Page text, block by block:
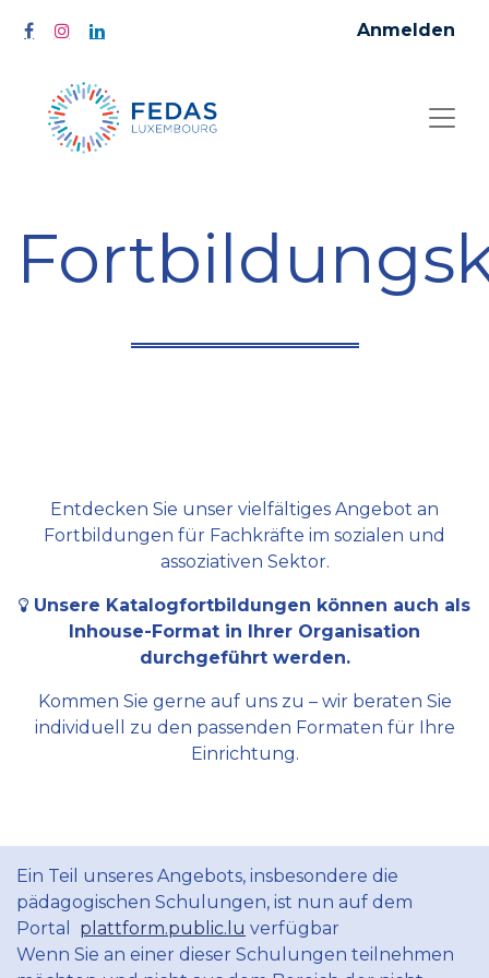
Anmelden
Entdecken Sie unser vielfältiges Angebot an
Fortbildungen für Fachkräfte im sozialen und
assoziativen Sektor.
Unsere Katalogfortbildungen können auch als
Inhouse-Format in Ihrer Organisation
durchgeführt werden.
Kommen Sie gerne auf uns zu – wir beraten Sie
individuell zu den passenden Formaten für Ihre
Einrichtung.
Ein Teil unseres Angebots, insbesondere die
pädagogischen Schulungen, ist nun auf dem
Portal plattform.public.lu verfügbar
Wenn Sie an einer dieser Schulungen teilnehmen